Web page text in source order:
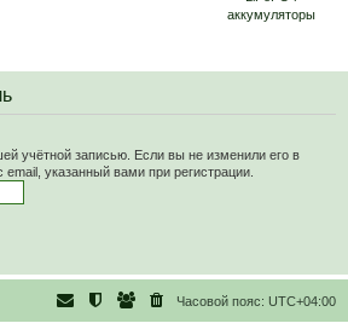
учётной записью. Если вы не изменили его в
указанный вами при регистрации.
Часовой пояс: UTC+04:00